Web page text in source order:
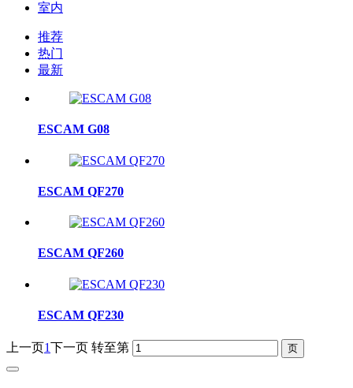
室内
推荐
热门
最新
ESCAM G08
ESCAM QF270
ESCAM QF260
ESCAM QF230
上一页1下一页 转至第